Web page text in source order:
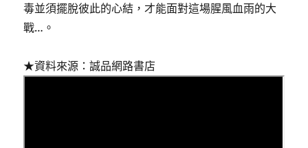
毒並須擺脫彼此的心結，才能面對這場腥風血雨的大
戰…。
★資料來源：誠品網路書店